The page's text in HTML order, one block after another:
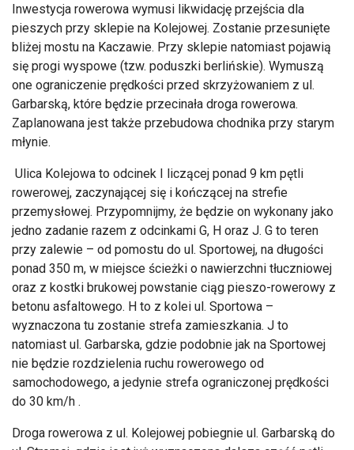
Inwestycja rowerowa wymusi likwidację przejścia dla
pieszych przy sklepie na Kolejowej. Zostanie przesunięte
bliżej mostu na Kaczawie. Przy sklepie natomiast pojawią
się progi wyspowe (tzw. poduszki berlińskie). Wymuszą
one ograniczenie prędkości przed skrzyżowaniem z ul.
Garbarską, które będzie przecinała droga rowerowa.
Zaplanowana jest także przebudowa chodnika przy starym
młynie.
Ulica Kolejowa to odcinek I liczącej ponad 9 km pętli
rowerowej, zaczynającej się i kończącej na strefie
przemysłowej. Przypomnijmy, że będzie on wykonany jako
jedno zadanie razem z odcinkami G, H oraz J. G to teren
przy zalewie – od pomostu do ul. Sportowej, na długości
ponad 350 m, w miejsce ścieżki o nawierzchni tłuczniowej
oraz z kostki brukowej powstanie ciąg pieszo-rowerowy z
betonu asfaltowego. H to z kolei ul. Sportowa –
wyznaczona tu zostanie strefa zamieszkania. J to
natomiast ul. Garbarska, gdzie podobnie jak na Sportowej
nie będzie rozdzielenia ruchu rowerowego od
samochodowego, a jedynie strefa ograniczonej prędkości
do 30 km/h .
Droga rowerowa z ul. Kolejowej pobiegnie ul. Garbarską do